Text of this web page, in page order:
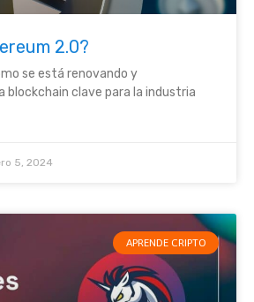
2.0?
se está renovando y
blockchain clave para la industria
5, 2024
APRENDE CRIPTO